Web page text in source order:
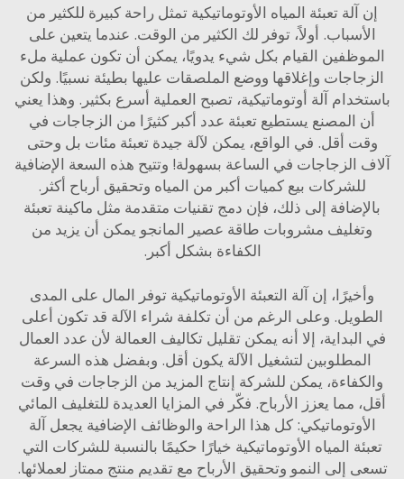
تعبئة المياه الأوتوماتيكية تمثل راحة كبيرة للكثير من
أولاً، توفر لك الكثير من الوقت. عندما يتعين على
القيام بكل شيء يدويًا، يمكن أن تكون عملية ملء
وإغلاقها ووضع الملصقات عليها بطيئة نسبيًا. ولكن
آلة أوتوماتيكية، تصبح العملية أسرع بكثير. وهذا يعني
المصنع يستطيع تعبئة عدد أكبر كثيرًا من الزجاجات في
أقل. في الواقع، يمكن لآلة جيدة تعبئة مئات بل وحتى
الزجاجات في الساعة بسهولة! وتتيح هذه السعة الإضافية
بيع كميات أكبر من المياه وتحقيق أرباح أكثر.
إلى ذلك، فإن دمج تقنيات متقدمة مثلماكينة تعبئة
مشروبات طاقة عصير المانجويمكن أن يزيد من
الكفاءة بشكل أكبر.
إن آلة التعبئة الأوتوماتيكية توفر المال على المدى
وعلى الرغم من أن تكلفة شراء الآلة قد تكون أعلى
إلا أنه يمكن تقليل تكاليف العمالة لأن عدد العمال
لتشغيل الآلة يكون أقل. وبفضل هذه السرعة
يمكن للشركة إنتاج المزيد من الزجاجات في وقت
مما يعزز الأرباح. فكّر في المزايا العديدة للتغليف المائي
كل هذا الراحة والوظائف الإضافية يجعل آلة
المياه الأوتوماتيكية خيارًا حكيمًا بالنسبة للشركات التي
إلى النمو وتحقيق الأرباح مع تقديم منتج ممتاز لعملائها.